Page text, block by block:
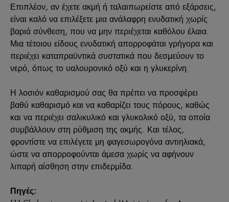
Επιπλέον, αν έχετε ακμή ή ταλαιπωρείστε από εξάρσεις,
είναι καλό να επιλέξετε μια ανάλαφρη ενυδατική χωρίς
βαριά σύνθεση, που να μην περιέχεται καθόλου έλαια.
Μια τέτοιου είδους ενυδατική απορροφάται γρήγορα και
περιέχει καταπραϋντικά συστατικά που δεσμεύουν το
νερό, όπως το υαλουρονικό οξύ και η γλυκερίνη.
Η λοσιόν καθαρισμού σας θα πρέπει να προσφέρει
βαθύ καθαρισμό και να καθαρίζει τους πόρους, καθώς
και να περιέχει σαλικυλικό και γλυκολικό οξύ, τα οποία
συμβάλλουν στη ρύθμιση της ακμής. Και τέλος,
φροντίστε να επιλέγετε μη φαγεσωρογόνα αντιηλιακά,
ώστε να απορροφούνται άμεσα χωρίς να αφήνουν
λιπαρή αίσθηση στην επιδερμίδα.
Πηγές: